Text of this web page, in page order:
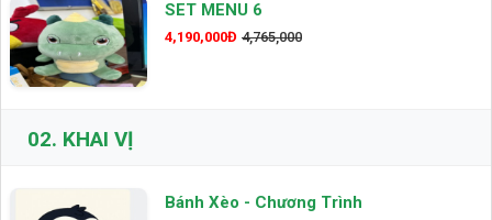
SET MENU 6
4,190,000Đ 4,765,000
02. KHAI VỊ
Bánh Xèo - Chương Trình